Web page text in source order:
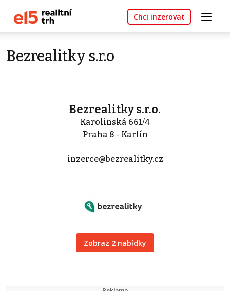
Chci inzerovat
Bezrealitky s.r.o
Bezrealitky s.r.o.
Karolinská 661/4
Praha 8 - Karlín
inzerce@bezrealitky.cz
Zobraz 2 nabídky